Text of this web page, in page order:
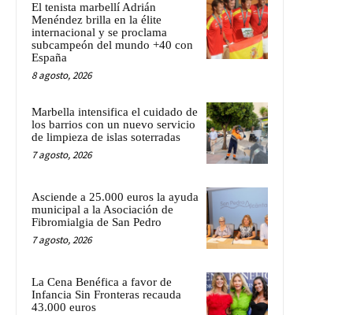
El tenista marbellí Adrián
Menéndez brilla en la élite
internacional y se proclama
subcampeón del mundo +40 con
España
8 agosto, 2026
Marbella intensifica el cuidado de
los barrios con un nuevo servicio
de limpieza de islas soterradas
7 agosto, 2026
Asciende a 25.000 euros la ayuda
municipal a la Asociación de
Fibromialgia de San Pedro
7 agosto, 2026
La Cena Benéfica a favor de
Infancia Sin Fronteras recauda
43.000 euros